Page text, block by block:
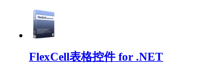
FlexCell表格控件 for .NET